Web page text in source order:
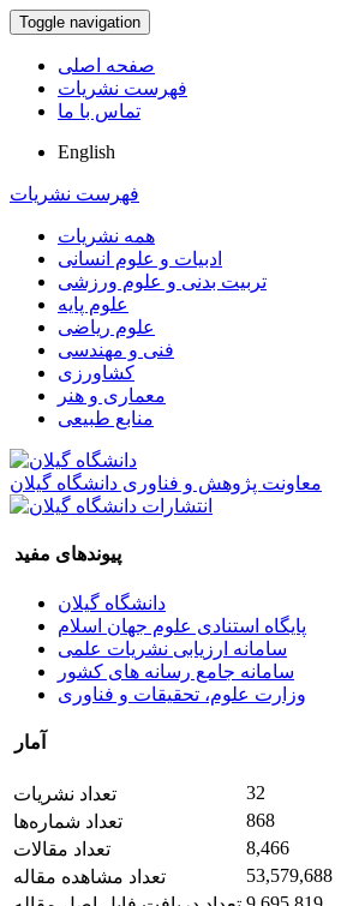
Toggle navigation
صفحه اصلی
فهرست نشریات
تماس با ما
English
فهرست نشریات
همه نشریات
ادبیات و علوم انسانی
تربیت بدنی و علوم ورزشی
علوم پایه
علوم ریاضی
فنی و مهندسی
کشاورزی
معماری و هنر
منابع طبیعی
معاونت پژوهش و فناوری دانشگاه گیلان
پیوندهای مفید
دانشگاه گیلان
پایگاه استنادی علوم جهان اسلام
سامانه ارزیابی نشریات علمی
سامانه جامع رسانه های کشور
وزارت علوم، تحقیقات و فناوری
آمار
تعداد نشریات
32
تعداد شماره‌ها
868
تعداد مقالات
8,466
تعداد مشاهده مقاله
53,579,688